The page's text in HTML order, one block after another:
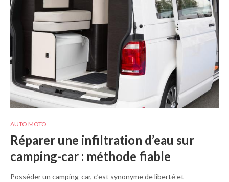
AUTO MOTO
Réparer une infiltration d’eau sur
camping-car : méthode fiable
Posséder un camping-car, c’est synonyme de liberté et